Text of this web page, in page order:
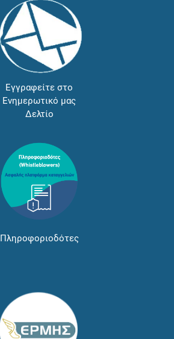
Εγγραφείτε στο
Ενημερωτικό μας
Δελτίο
Πληροφοριοδότες